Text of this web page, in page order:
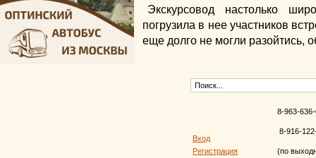
Экскурсовод настолько
погрузила в нее участников
еще долго не могли разойтись,
Вход
Регистрация
8-963-
8-916-
(по